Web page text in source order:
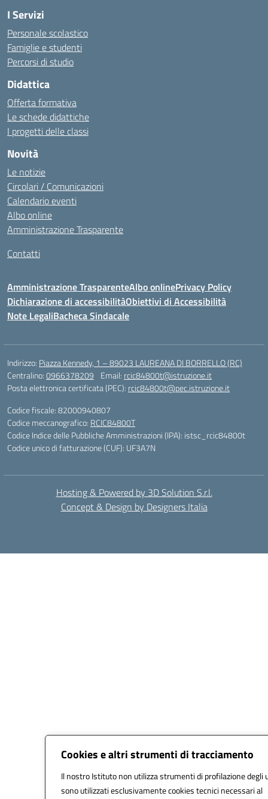
Cookies e altri strumenti di tracciamento
Il nostro Istituto non utilizza strumenti di profilazione degli
sono utilizzati esclusivamente cookies tecnici necessari al
I Servizi
Personale scolastico
Famiglie e studenti
Percorsi di studio
Didattica
Offerta formativa
Le schede didattiche
I progetti delle classi
Novità
Le notizie
Circolari / Comunicazioni
Calendario eventi
Albo online
Amministrazione Trasparente
Contatti
Amministrazione TrasparenteAlbo onlinePrivacy Policy
Dichiarazione di accessibilitàObiettivi di Accessibilità
Note LegaliBacheca Sindacale
Indirizzo: Piazza Kennedy, 1 – 89023 LAUREANA DI BORRELLO (RC)
Centralino:0966378209 Email: rcic84800t@istruzione.it
Posta elettronica certificata (PEC): rcic84800t@pec.istruzione.it
Codice fiscale: 82000940807
Codice meccanografico: RCIC84800T
Codice Indice delle Pubbliche Amministrazioni (IPA): istsc_rcic84800t
Codice unico di fatturazione (CUF): UF3A7N
Hosting & Powered by 3D Solution S.r.l.
Concept & Design by Designers Italia